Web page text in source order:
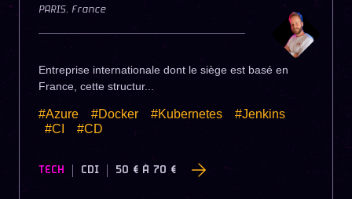
PARIS, France
Entreprise internationale dont le siège est basé en
France, cette structur...
#Azure #Docker #Kubernetes
#Jenkins
#CI
#CD
TECH CDI 50 € À 70 €